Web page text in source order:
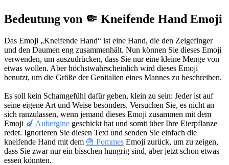
Bedeutung von 🤏 Kneifende Hand Emoji
Das Emoji „Kneifende Hand“ ist eine Hand, die den Zeigefinger
und den Daumen eng zusammenhält. Nun können Sie dieses Emoji
verwenden, um auszudrücken, dass Sie nur eine kleine Menge von
etwas wollen. Aber höchstwahrscheinlich wird dieses Emoji
benutzt, um die Größe der Genitalien eines Mannes zu beschreiben.
Es soll kein Schamgefühl dafür geben, klein zu sein: Jeder ist auf
seine eigene Art und Weise besonders. Versuchen Sie, es nicht an
sich ranzulassen, wenn jemand dieses Emoji zusammen mit dem
Emoji 🍆 Aubergine geschickt hat und somit über Ihre Eierpflanze
redet. Ignorieren Sie diesen Text und senden Sie einfach die
kneifende Hand mit dem 🍟 Pommes Emoji zurück, um zu zeigen,
dass Sie zwar nur ein bisschen hungrig sind, aber jetzt schon etwas
essen könnten.